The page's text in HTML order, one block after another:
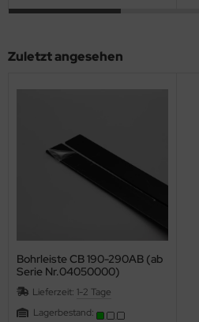
Zuletzt angesehen
Bohrleiste CB 190-290AB (ab
Serie Nr.04050000)
Lieferzeit: 1-2 Tage
Lagerbestand: